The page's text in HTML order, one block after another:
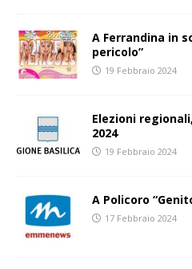
A Ferrandina in
pericolo”
19 Febbraio 2024
Elezioni
2024
19 Febbraio 2024
A Policoro
17 Febbraio 2024